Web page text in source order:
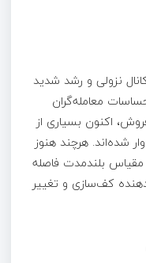
نزولی و رشد شدید
معامله‌گران
اکنون بسیاری از
شده‌اند. هرچند هنوز
مقیاس بلندمدت فاصله
کف‌سازی و تغییر